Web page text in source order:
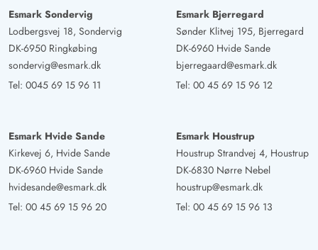
Esmark Sondervig
Lodbergsvej 18, Sondervig
DK-6950 Ringkøbing
sondervig@esmark.dk
Tel: 0045 69 15 96 11
Esmark Bjerregard
Sønder Klitvej 195, Bjerregard
DK-6960 Hvide Sande
bjerregaard@esmark.dk
Tel: 00 45 69 15 96 12
Esmark Hvide Sande
Kirkevej 6, Hvide Sande
DK-6960 Hvide Sande
hvidesande@esmark.dk
Tel: 00 45 69 15 96 20
Esmark Houstrup
Houstrup Strandvej 4, Houstrup
DK-6830 Nørre Nebel
houstrup@esmark.dk
Tel: 00 45 69 15 96 13